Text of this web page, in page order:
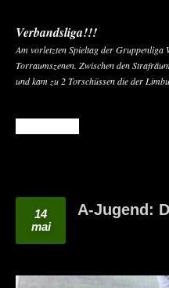
Verbandsliga!!!
Am vorletzten Spieltag der Gruppenliga
Torraumszenen. Zwischen den
und kam zu 2 Torschüssen die der
14
mai
A-Jugend: